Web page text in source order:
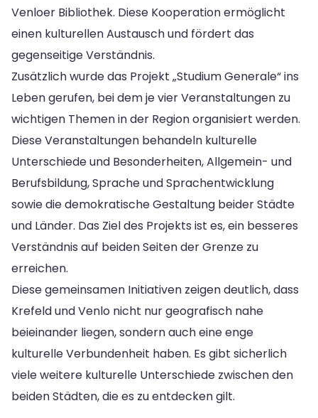
Venloer Bibliothek. Diese Kooperation ermöglicht
einen kulturellen Austausch und fördert das
gegenseitige Verständnis.
Zusätzlich wurde das Projekt „Studium Generale“ ins
Leben gerufen, bei dem je vier Veranstaltungen zu
wichtigen Themen in der Region organisiert werden.
Diese Veranstaltungen behandeln kulturelle
Unterschiede und Besonderheiten, Allgemein- und
Berufsbildung, Sprache und Sprachentwicklung
sowie die demokratische Gestaltung beider Städte
und Länder. Das Ziel des Projekts ist es, ein besseres
Verständnis auf beiden Seiten der Grenze zu
erreichen.
Diese gemeinsamen Initiativen zeigen deutlich, dass
Krefeld und Venlo nicht nur geografisch nahe
beieinander liegen, sondern auch eine enge
kulturelle Verbundenheit haben. Es gibt sicherlich
viele weitere kulturelle Unterschiede zwischen den
beiden Städten, die es zu entdecken gilt.